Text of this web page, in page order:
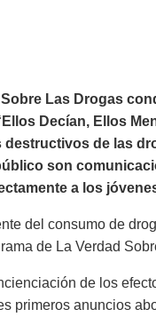
Las Drogas
Decían, Ellos
de las
son
a los
del consumo de
de La Verdad
de los
primeros anuncios